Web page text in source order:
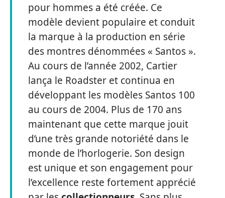
pour hommes a été créée. Ce
modèle devient populaire et conduit
la marque à la production en série
des montres dénommées « Santos ».
Au cours de l’année 2002, Cartier
lança le Roadster et continua en
développant les modèles Santos 100
au cours de 2004. Plus de 170 ans
maintenant que cette marque jouit
d’une très grande notoriété dans le
monde de l’horlogerie. Son design
est unique et son engagement pour
l’excellence reste fortement apprécié